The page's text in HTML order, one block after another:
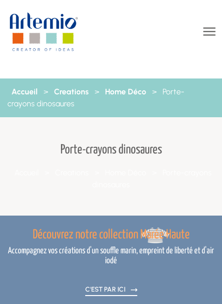
Accueil > Creations > Home Déco >
Porte-
crayons dinosaures
Porte-crayons dinosaures
Découvrez notre collection Marée Haute
Accompagnez vos créations d'un souffle marin, empreint de liberté et d'air
iodé
C'EST PAR ICI